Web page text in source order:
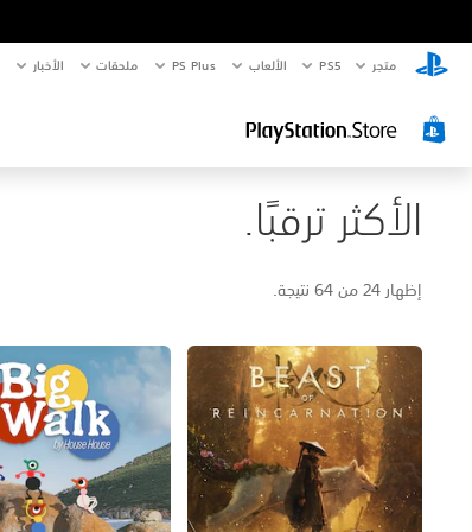
متجر PS5‏ الألعاب PS Plus ملحقات الأخبار
الأكثر ترقبًا.
إظهار 24 من 64 نتيجة.